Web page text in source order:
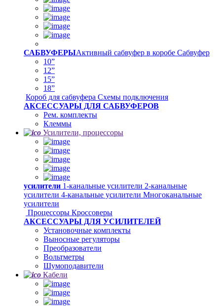
САБВУФЕРЫАктивный сабвуфер в коробе Сабвуфер
10”
12”
15”
18”
Короб для сабвуфера Схемы подключения
АКСЕССУАРЫ ДЛЯ САБВУФЕРОВ
Рем. комплекты
Клеммы
Усилители, процессоры
усилители 1-канальные усилители 2-канальные
усилители 4-канальные усилители Многоканальные
усилители
Процессоры Кроссоверы
АКСЕССУАРЫ ДЛЯ УСИЛИТЕЛЕЙ
Установочные комплекты
Выносные регуляторы
Преобразователи
Вольтметры
Шумоподавители
Кабели